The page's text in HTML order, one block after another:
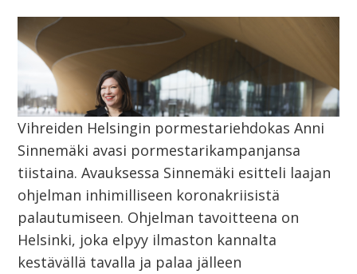
Vihreiden Helsingin pormestariehdokas Anni
Sinnemäki avasi pormestarikampanjansa
tiistaina. Avauksessa Sinnemäki esitteli laajan
ohjelman inhimilliseen koronakriisistä
palautumiseen. Ohjelman tavoitteena on
Helsinki, joka elpyy ilmaston kannalta
kestävällä tavalla ja palaa jälleen